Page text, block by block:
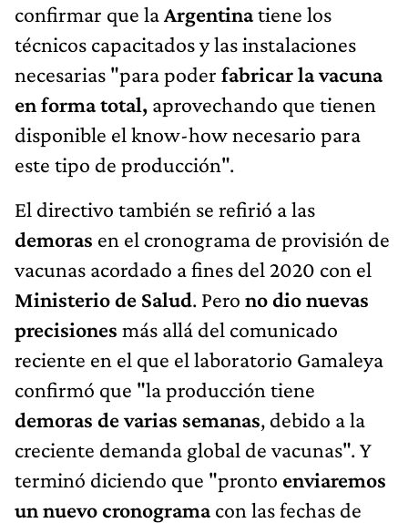
confirmar que laArgentinatiene los
técnicos capacitados y las instalaciones
necesarias "para poder fabricar la vacuna
en forma total, aprovechando que tienen
disponible el know-how necesario para
este tipo de producción".
El directivo también se refirió a las
demoras en el cronograma de provisión de
vacunas acordado a fines del 2020 con el
Ministerio de Salud. Pero no dio nuevas
precisiones más allá del comunicado
reciente en el que el laboratorio Gamaleya
confirmó que "la producción tiene
demoras de varias semanas, debido a la
creciente demanda global de vacunas". Y
terminó diciendo que "pronto enviaremos
un nuevo cronogramacon las fechas de